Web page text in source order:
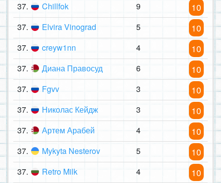
37. Chillfok 9 10
37. Elvira Vinograd 5 10
37. creyw1nn 4 10
37. Диана Правосуд 6 10
37. Fgvv 3 10
37. Николас Кейдж 3 10
37. Артем Арабей 4 10
37. Mykyta Nesterov 5 10
37. Retro Milk 4 10